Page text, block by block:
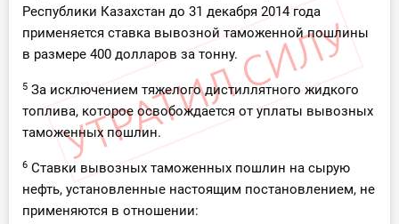
Республики Казахстан до 31 декабря 2014 года
применяется ставка вывозной таможенной пошлины
в размере 400 долларов за тонну.
5 За исключением тяжелого дистиллятного жидкого
топлива, которое освобождается от уплаты вывозных
таможенных пошлин.
6 Ставки вывозных таможенных пошлин на сырую
нефть, установленные настоящим постановлением, не
применяются в отношении: